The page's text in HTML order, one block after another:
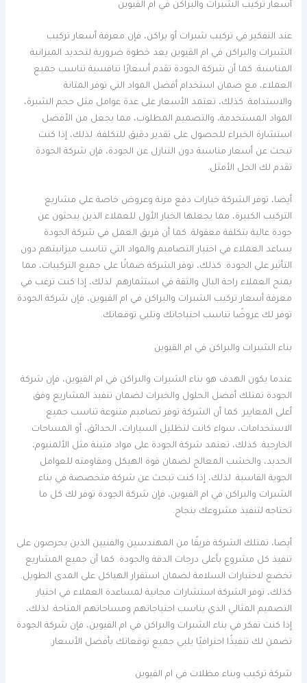
أسعار تركيب الشبرات والبراكن في ام القيوين
عند التفكير في تركيب شبرات أو براكن، فإن معرفة أسعار تركيب
الشبرات والبراكن في ام القيوين يعد خطوة ضرورية لتحديد الميزانية
المناسبة. كما أن شركة الجودة تقدم أسعارًا تنافسية تناسب جميع
العملاء، مع ضمان استخدام أفضل المواد التي توفر المتانة
والاستدامة. كذلك، تعتمد الأسعار على عدة عوامل مثل حجم الشبرة،
المواد المستخدمة، والتصميم المطلوب، مما يجعل من الأفضل
استشارة الخبراء للحصول على تقدير دقيق للتكلفة. لذلك، إذا كنت
تبحث عن أسعار مناسبة دون التنازل عن الجودة، فإن شركة الجودة
تقدم لك الحل الأمثل.
أيضا، توفر الشركة خيارات دفع مرنة وعروض خاصة على مشاريع
التركيب الكبيرة، مما يجعلها الخيار الأول للعملاء الذين يبحثون عن
جودة عالية بتكلفة معقولة. كما أن فريق العمل في شركة الجودة
يساعد العملاء في اختيار التصاميم والمواد التي تناسب ميزانيتهم دون
التأثير على الجودة. كذلك، توفر الشركة ضمانًا على جميع التركيبات، مما
يمنح العملاء راحة البال والثقة في استثمارهم. لذلك، إذا كنت ترغب في
معرفة أسعار تركيب الشبرات والبراكن في ام القيوين، فإن شركة الجودة
توفر لك عروضًا تناسب احتياجاتك وتلبي توقعاتك.
بناء الشبرات والبراكن في ام القيوين
عندما يكون الهدف هو بناء الشبرات والبراكن في ام القيوين، فإن شركة
الجودة تمتلك أفضل الحلول والخبرات لضمان تنفيذ المشاريع وفق
أعلى المعايير. كما أن الشركة توفر تصاميم متنوعة تناسب جميع
الاستخدامات، سواء كانت لتظليل السيارات، الحدائق، أو المساحات
الخارجية. كذلك، تعتمد شركة الجودة على مواد متينة مثل الألمنيوم،
الحديد، والخشب المعالج لضمان قوة الهيكل ومقاومته للعوامل
الجوية القاسية. لذلك، إذا كنت تبحث عن شركة متخصصة في بناء
الشبرات والبراكن في ام القيوين، فإن شركة الجودة توفر لك كل ما
تحتاجه لتنفيذ مشروعك بنجاح.
أيضا، تمتلك الشركة فريقًا من المهندسين والفنيين الذين يحرصون على
تنفيذ كل مشروع بأعلى درجات الدقة والجودة. كما أن جميع المشاريع
تخضع لاختبارات السلامة لضمان استقرار الهياكل على المدى الطويل.
كذلك، توفر الشركة استشارات مجانية لمساعدة العملاء في اختيار
التصميم المثالي الذي يناسب احتياجاتهم ومساحاتهم المتاحة. لذلك،
إذا كنت تفكر في بناء الشبرات والبراكن في ام القيوين، فإن شركة الجودة
تضمن لك تنفيذًا احترافيًا يلبي جميع توقعاتك بأفضل الأسعار.
شركة تركيب وبناء مظلات في ام القيوين